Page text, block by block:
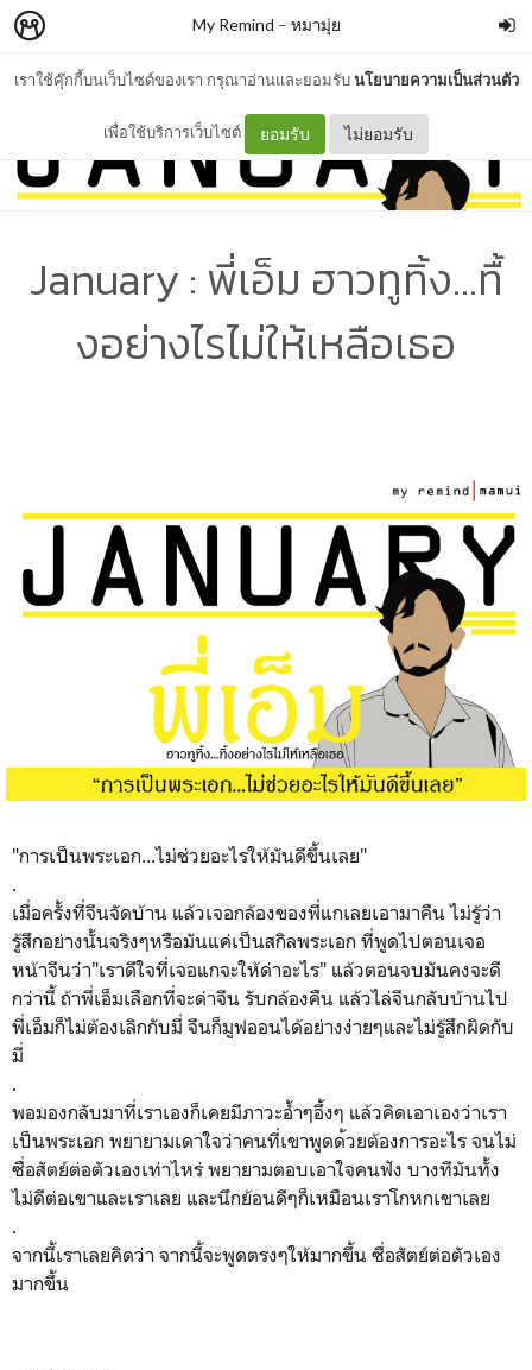
เราใช้คุ๊กกี้บนเว็บไซต์ของเรา กรุณาอ่านและยอมรับนโยบายความเป็นส่วนตัว
เพื่อใช้บริการเว็บไซต์ ยอมรับ ไม่ยอมรับ
My Remind – หมามุ่ย
January : พี่เอ็ม ฮาวทูทิ้ง...ทื้
งอย่างไรไม่ให้เหลือเธอ
"การเป็นพระเอก...ไม่ช่วยอะไรให้มันดีขึ้นเลย"
.
เมื่อครั้งที่จีนจัดบ้าน แล้วเจอกล้องของพี่แกเลยเอามาคืน ไม่รู้ว่า
รู้สึกอย่างนั้นจริงๆหรือมันแค่เป็นสกิลพระเอก ที่พูดไปตอนเจอ
หน้าจีนว่า"เราดีใจที่เจอแกจะให้ด่าอะไร" แล้วตอนจบมันคงจะดี
กว่านี้ ถ้าพี่เอ็มเลือกที่จะด่าจีน รับกล้องคืน แล้วไล่จีนกลับบ้านไป
พี่เอ็มก็ไม่ต้องเลิกกับมี่ จีนก็มูฟออนได้อย่างง่ายๆและไม่รู้สึกผิดกับ
มี่
.
พอมองกลับมาที่เราเองก็เคยมีภาวะอ้ำๆอึ้งๆ แล้วคิดเอาเองว่าเรา
เป็นพระเอก พยายามเดาใจว่าคนที่เขาพูดด้วยต้องการอะไร จนไม่
ซื่อสัตย์ต่อตัวเองเท่าไหร่ พยายามตอบเอาใจคนฟัง บางทีมันทั้ง
ไม่ดีต่อเขาและเราเลย และนึกย้อนดีๆก็เหมือนเราโกหกเขาเลย
.
จากนี้เราเลยคิดว่า จากนี้จะพูดตรงๆให้มากขึ้น ซื่อสัตย์ต่อตัวเอง
มากขึ้น